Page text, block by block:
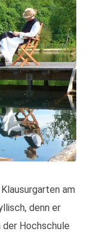
am
denn er
Hochschule